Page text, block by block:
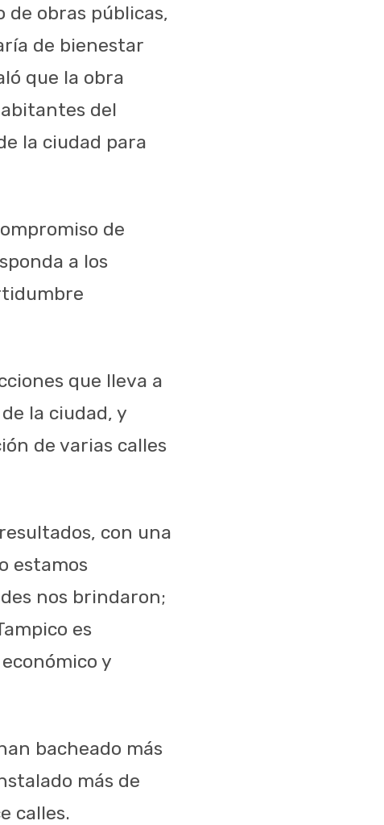
de obras públicas,
de bienestar
que la obra
del
la ciudad para
de
a los
que lleva a
la ciudad, y
de varias calles
con una
estamos
nos brindaron;
es
y
bacheado más
más de
calles.